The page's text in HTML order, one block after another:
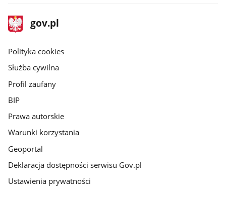
stopka
gov.pl
Strona
gov.pl
gov.pl
Polityka cookies
Służba cywilna
Profil zaufany
BIP
Prawa autorskie
Warunki korzystania
Geoportal
Deklaracja dostępności serwisu Gov.pl
Ustawienia prywatności